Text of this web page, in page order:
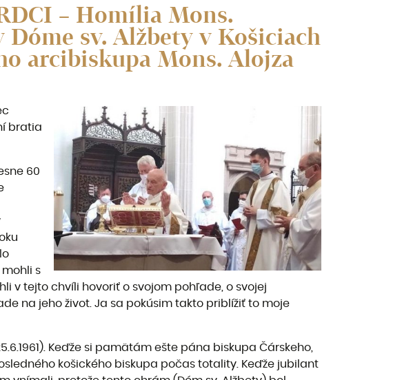
– Homília Mons.
sv. Alžbety v Košiciach
arcibiskupa Mons. Alojza
bratia
60
s
v tejto chvíli hovoriť o svojom pohľade, o svojej
na jeho život. Ja sa pokúsim takto priblížiť to moje
Keďže si pamätám ešte pána biskupa Čárskeho,
košického biskupa počas totality. Keďže jubilant